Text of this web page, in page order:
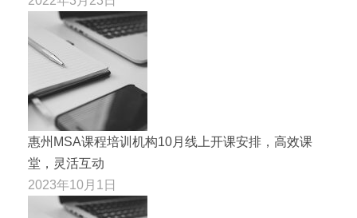
惠州MSA课程培训机构10月线上开课安排，高效课
堂，灵活互动
2023年10月1日